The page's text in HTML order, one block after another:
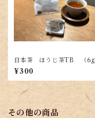
日本茶 ほうじ茶TB （6g
（3g×2P））
¥300
その他の商品